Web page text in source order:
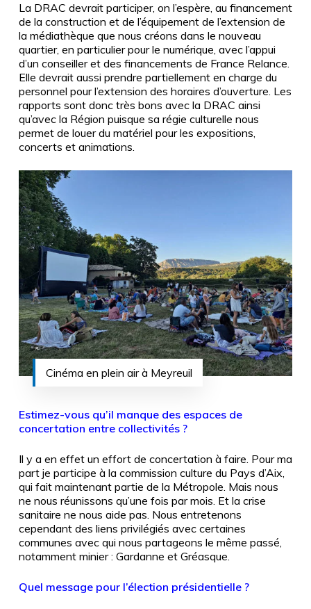
La DRAC devrait participer, on l’espère, au financement
de la construction et de l’équipement de l’extension de
la médiathèque que nous créons dans le nouveau
quartier, en particulier pour le numérique, avec l’appui
d’un conseiller et des financements de France Relance.
Elle devrait aussi prendre partiellement en charge du
personnel pour l’extension des horaires d’ouverture. Les
rapports sont donc très bons avec la DRAC ainsi
qu’avec la Région puisque sa régie culturelle nous
permet de louer du matériel pour les expositions,
concerts et animations.
Cinéma en plein air à Meyreuil
Estimez-vous qu’il manque des espaces de
concertation entre collectivités ?
Il y a en effet un effort de concertation à faire. Pour ma
part je participe à la commission culture du Pays d’Aix,
qui fait maintenant partie de la Métropole. Mais nous
ne nous réunissons qu’une fois par mois. Et la crise
sanitaire ne nous aide pas. Nous entretenons
cependant des liens privilégiés avec certaines
communes avec qui nous partageons le même passé,
notamment minier : Gardanne et Gréasque.
Quel message pour l’élection présidentielle ?